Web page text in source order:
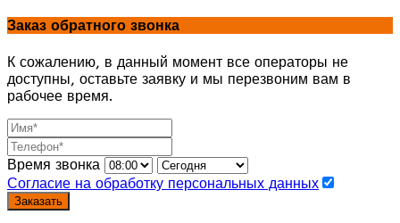
Заказ обратного звонка
К сожалению, в данный момент все операторы не
доступны, оставьте заявку и мы перезвоним вам в
рабочее время.
Время звонка
Согласие на обработку персональных данных
Заказать